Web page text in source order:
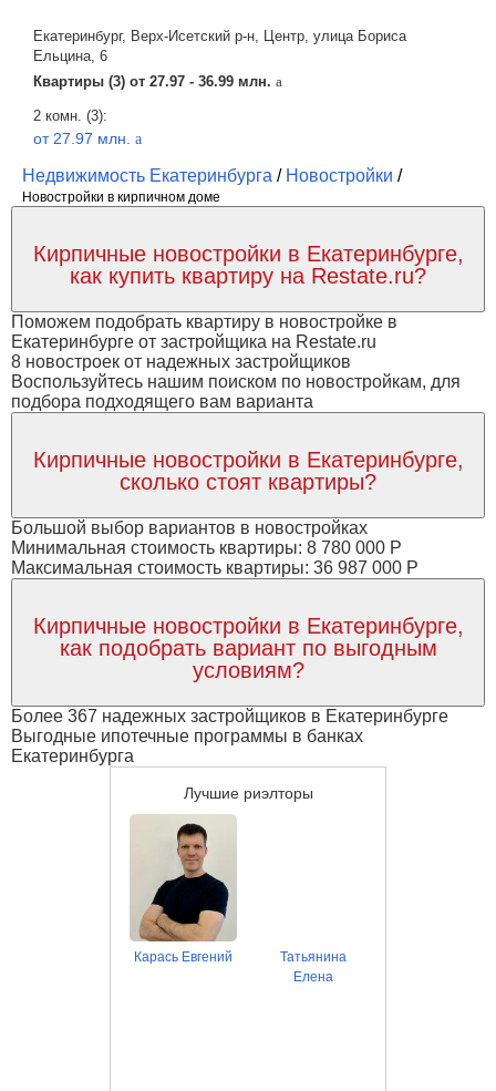
Екатеринбург, Верх-Исетский р-н, Центр, улица Бориса
Ельцина, 6
Квартиры (3) от 27.97 - 36.99 млн. a
2 комн. (3):
от 27.97 млн. a
Недвижимость Екатеринбурга / Новостройки /
Новостройки в кирпичном доме
Кирпичные новостройки в Екатеринбурге,
как купить квартиру на Restate.ru?
Поможем подобрать квартиру в новостройке в
Екатеринбурге от застройщика на Restate.ru
8 новостроек от надежных застройщиков
Воспользуйтесь нашим поиском по новостройкам, для
подбора подходящего вам варианта
Кирпичные новостройки в Екатеринбурге,
сколько стоят квартиры?
Большой выбор вариантов в новостройках
Минимальная стоимость квартиры: 8 780 000 Р
Максимальная стоимость квартиры: 36 987 000 Р
Кирпичные новостройки в Екатеринбурге,
как подобрать вариант по выгодным
условиям?
Более 367 надежных застройщиков в Екатеринбурге
Выгодные ипотечные программы в банках
Екатеринбурга
Лучшие риэлторы
Карась Евгений
Татьянина
Елена